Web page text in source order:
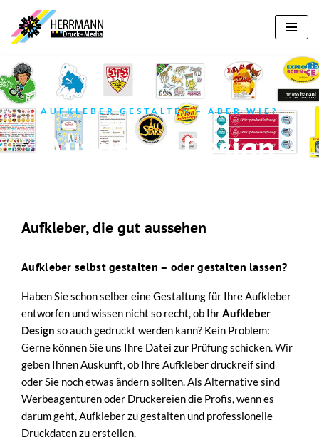
Zum
springen
AUFKLEBER GESTALTEN – ABER WIE?
Aufkleber Design
Aufkleber, die gut aussehen
Aufkleber selbst gestalten – oder gestalten lassen?
Haben Sie schon selber eine Gestaltung für Ihre Aufkleber
entworfen und wissen nicht so recht, ob IhrAufkleber
Design so auch gedruckt werden kann? Kein Problem:
Gerne können Sie uns Ihre Datei zur Prüfung schicken. Wir
geben Ihnen Auskunft, ob Ihre Aufkleber druckreif sind
oder Sie noch etwas ändern sollten. Als Alternative sind
Werbeagenturen oder Druckereien die Profis, wenn es
darum geht, Aufkleber zu gestalten und professionelle
Druckdaten zu erstellen.